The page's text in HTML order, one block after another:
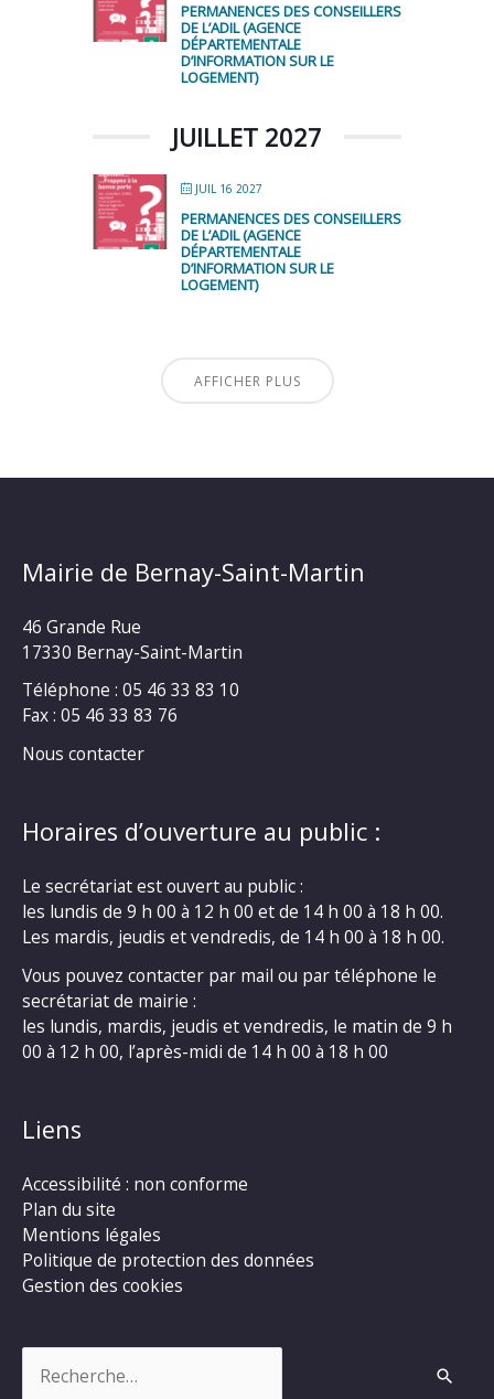
PERMANENCES DES CONSEILLERS
DE L’ADIL (AGENCE
DÉPARTEMENTALE
D’INFORMATION SUR LE
LOGEMENT)
JUILLET 2027
JUIL 16 2027
PERMANENCES DES CONSEILLERS
DE L’ADIL (AGENCE
DÉPARTEMENTALE
D’INFORMATION SUR LE
LOGEMENT)
AFFICHER PLUS
Mairie de Bernay-Saint-Martin
46 Grande Rue
17330 Bernay-Saint-Martin
Téléphone : 05 46 33 83 10
Fax : 05 46 33 83 76
Nous contacter
Horaires d’ouverture au public :
Le secrétariat est ouvert au public :
les lundis de 9 h 00 à 12 h 00 et de 14 h 00 à 18 h 00.
Les mardis, jeudis et vendredis, de 14 h 00 à 18 h 00.
Vous pouvez contacter par mail ou par téléphone le
secrétariat de mairie :
les lundis, mardis, jeudis et vendredis, le matin de 9 h
00 à 12 h 00, l’après-midi de 14 h 00 à 18 h 00
Liens
Accessibilité : non conforme
Plan du site
Mentions légales
Politique de protection des données
Gestion des cookies